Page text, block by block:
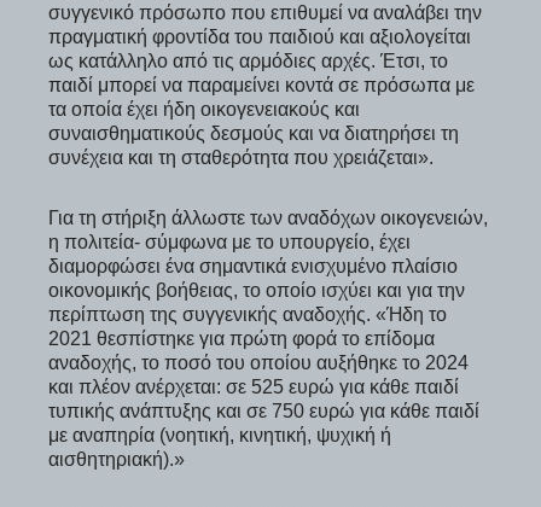
συγγενικό πρόσωπο που επιθυμεί να αναλάβει την
πραγματική φροντίδα του παιδιού και αξιολογείται
ως κατάλληλο από τις αρμόδιες αρχές. Έτσι, το
παιδί μπορεί να παραμείνει κοντά σε πρόσωπα με
τα οποία έχει ήδη οικογενειακούς και
συναισθηματικούς δεσμούς και να διατηρήσει τη
συνέχεια και τη σταθερότητα που χρειάζεται».
Για τη στήριξη άλλωστε των αναδόχων οικογενειών,
η πολιτεία- σύμφωνα με το υπουργείο, έχει
διαμορφώσει ένα σημαντικά ενισχυμένο πλαίσιο
οικονομικής βοήθειας, το οποίο ισχύει και για την
περίπτωση της συγγενικής αναδοχής. «Ήδη το
2021 θεσπίστηκε για πρώτη φορά το επίδομα
αναδοχής, το ποσό του οποίου αυξήθηκε το 2024
και πλέον ανέρχεται: σε 525 ευρώ για κάθε παιδί
τυπικής ανάπτυξης και σε 750 ευρώ για κάθε παιδί
με αναπηρία (νοητική, κινητική, ψυχική ή
αισθητηριακή).»